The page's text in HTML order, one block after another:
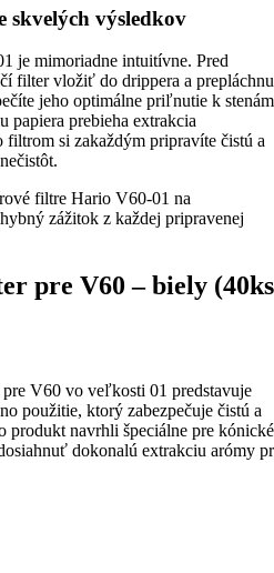
skvelých výsledkov
je mimoriadne intuitívne. Pred
filter vložiť do drippera a
jeho optimálne priľnutie k
papiera prebieha extrakcia
filtrom si zakaždým pripravíte čistú a
filtre Hario V60-01 na
zážitok z každej pripravenej
pre V60 – biely
V60 vo veľkosti 01 predstavuje
použitie, ktorý zabezpečuje čistú a
produkt navrhli špeciálne pre kónické
dokonalú extrakciu arómy